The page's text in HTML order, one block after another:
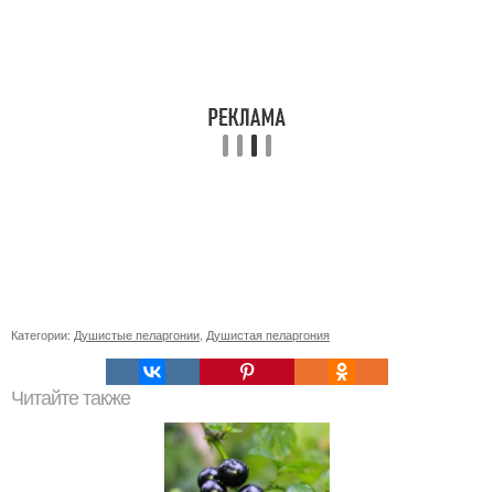
Категории: Душистые пеларгонии Душистая пеларгония
Читайте также